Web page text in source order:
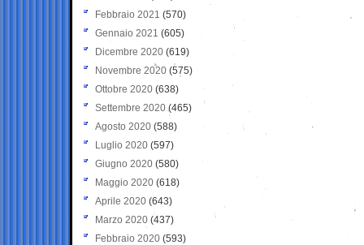
Febbraio 2021 (570)
Gennaio 2021 (605)
Dicembre 2020 (619)
Novembre 2020 (575)
Ottobre 2020 (638)
Settembre 2020(465)
Agosto 2020 (588)
Luglio 2020 (597)
Giugno 2020 (580)
Maggio 2020 (618)
Aprile 2020 (643)
Marzo 2020 (437)
Febbraio 2020 (593)